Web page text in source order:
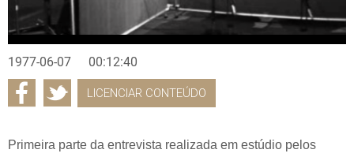
1977-06-07 00:12:40
LICENCIAR CONTEÚDO
Primeira parte da entrevista realizada em estúdio pelos